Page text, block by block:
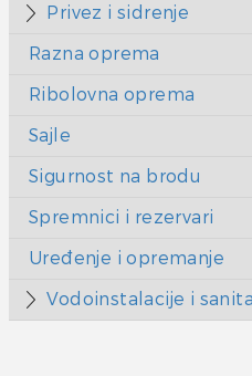
Privez i sidrenje
Razna oprema
Ribolovna oprema
Sajle
Sigurnost na brodu
Spremnici i rezervari
Uređenje i opremanje
Vodoinstalacije i